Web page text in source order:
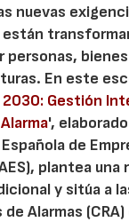
nuevas
personas,
En este
Gestión
',
de
plantea una
y sitúa a
Alarmas